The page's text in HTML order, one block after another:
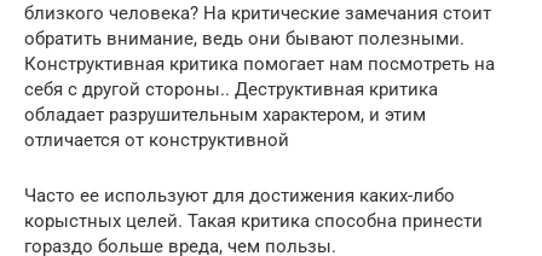
близкого человека? На критические замечания стоит
обратить внимание, ведь они бывают полезными.
Конструктивная критика помогает нам посмотреть на
себя с другой стороны.. Деструктивная критика
обладает разрушительным характером, и этим
отличается от конструктивной
Часто ее используют для достижения каких-либо
корыстных целей. Такая критика способна принести
гораздо больше вреда, чем пользы.